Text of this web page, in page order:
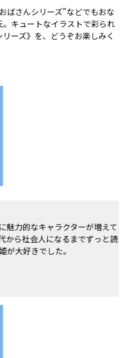
ばさんシリーズ”などでもおな
キュートなイラストで彩られ
ーズ》を、どうぞお楽しみく
魅力的なキャラクターが増えて
から社会人になるまでずっと読
が大好きでした。